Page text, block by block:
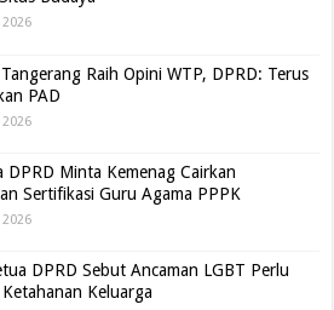
2026
Raih Opini WTP, DPRD: Terus
PAD
2026
DPRD Minta Kemenag Cairkan
Sertifikasi Guru Agama PPPK
2026
DPRD Sebut Ancaman LGBT Perlu
Keluarga